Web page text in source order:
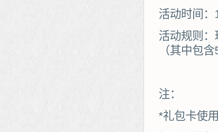
活动时间
活动规则
（其中包
注：
*礼包卡使